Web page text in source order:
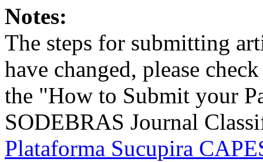
Notes:
The steps for submitting
have changed, please
the "How to Submit your
SODEBRAS Journal
Plataforma Sucupira